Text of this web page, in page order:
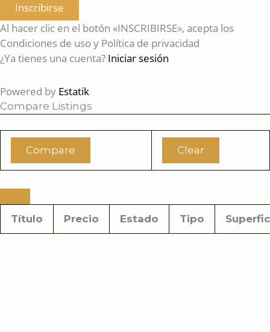
Inscribirse
Al hacer clic en el botón «INSCRIBIRSE», acepta los
Condiciones de uso y Política de privacidad
¿Ya tienes una cuenta? Iniciar sesión
Powered by Estatik
Compare Listings
Compare Clear
Título Precio Estado Tipo